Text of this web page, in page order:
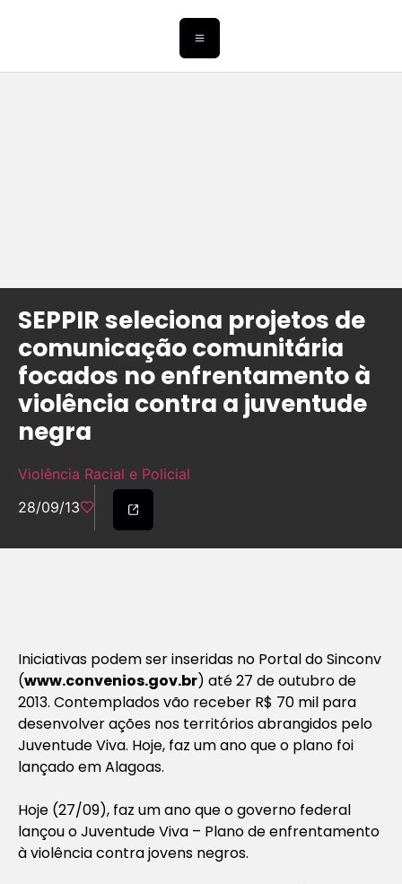
SEPPIR seleciona projetos de
comunicação comunitária
focados no enfrentamento à
violência contra a juventude
negra
Violência Racial e Policial
28/09/13
Iniciativas podem ser inseridas no Portal do Sinconv
(www.convenios.gov.br) até 27 de outubro de
2013. Contemplados vão receber R$ 70 mil para
desenvolver ações nos territórios abrangidos pelo
Juventude Viva. Hoje, faz um ano que o plano foi
lançado em Alagoas.
Hoje (27/09), faz um ano que o governo federal
lançou o Juventude Viva – Plano de enfrentamento
à violência contra jovens negros.